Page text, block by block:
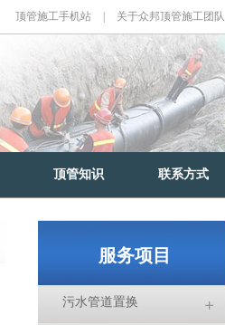
顶管施工手机站 关于众邦顶管施工团队
顶管知识 联系方式
服务项目
污水管道置换